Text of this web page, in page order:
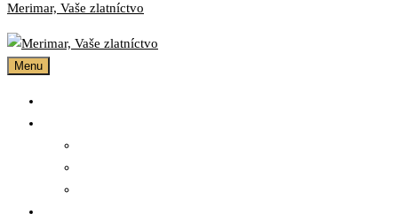
Merimar, Vaše zlatníctvo
Menu